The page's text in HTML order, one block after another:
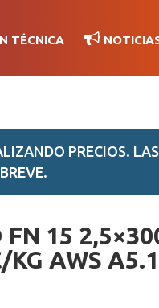
TÉCNICA
PRECIOS.
FN 15
AWS